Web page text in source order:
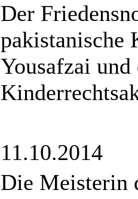
Der
pakistanische
Yousafzai
11.10.2014
Die Meisterin